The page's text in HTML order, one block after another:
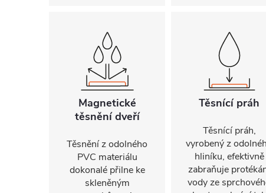
Magnetické
těsnění dveří
Těsnění z odolného
PVC materiálu
dokonalé přilne ke
skleněným
Těsnící práh
Těsnící práh,
vyrobený z
hliníku, efektivně
zabraňuje
vody ze